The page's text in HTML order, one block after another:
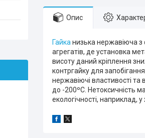
Опис
Гайканизька нержавіюча з
агрегатів, де установка
висоту даний кріплення
контргайку для
нержавіючі властивості та
до -200ºС. Нетоксичність
екологічності, наприклад,